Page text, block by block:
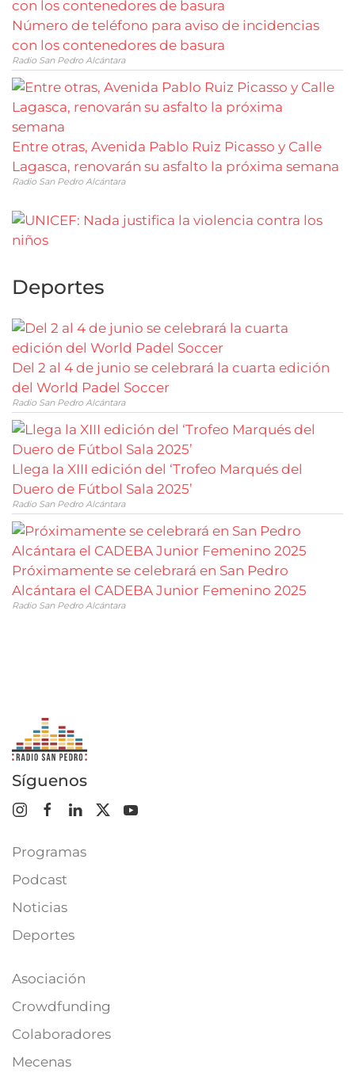
Número de teléfono para aviso de incidencias
con los contenedores de basura
Radio San Pedro Alcántara
Entre otras, Avenida Pablo Ruiz Picasso y Calle
Lagasca, renovarán su asfalto la próxima semana
Radio San Pedro Alcántara
Deportes
Del 2 al 4 de junio se celebrará la cuarta edición
del World Padel Soccer
Radio San Pedro Alcántara
Llega la XIII edición del ‘Trofeo Marqués del
Duero de Fútbol Sala 2025’
Radio San Pedro Alcántara
Próximamente se celebrará en San Pedro
Alcántara el CADEBA Junior Femenino 2025
Radio San Pedro Alcántara
Síguenos
Programas
Podcast
Noticias
Deportes
Asociación
Crowdfunding
Colaboradores
Mecenas